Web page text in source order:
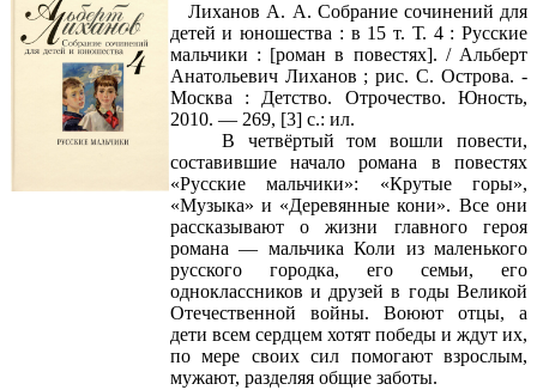
Лиханов А. А. Собрание сочинений для
детей и юношества : в 15 т. Т. 4 : Русские
мальчики : [роман в повестях]. / Альберт
Анатольевич Лиханов ; рис. С. Острова. -
Москва : Детство. Отрочество. Юность,
2010. — 269, [3] с.: ил.
В четвёртый том вошли повести,
составившие начало романа в повестях
«Русские мальчики»: «Крутые горы»,
«Музыка» и «Деревянные кони». Все они
рассказывают о жизни главного героя
романа — мальчика Коли из маленького
русского городка, его семьи, его
одноклассников и друзей в годы Великой
Отечественной войны. Воюют отцы, а
дети всем сердцем хотят победы и ждут их,
по мере своих сил помогают взрослым,
мужают, разделяя общие заботы.